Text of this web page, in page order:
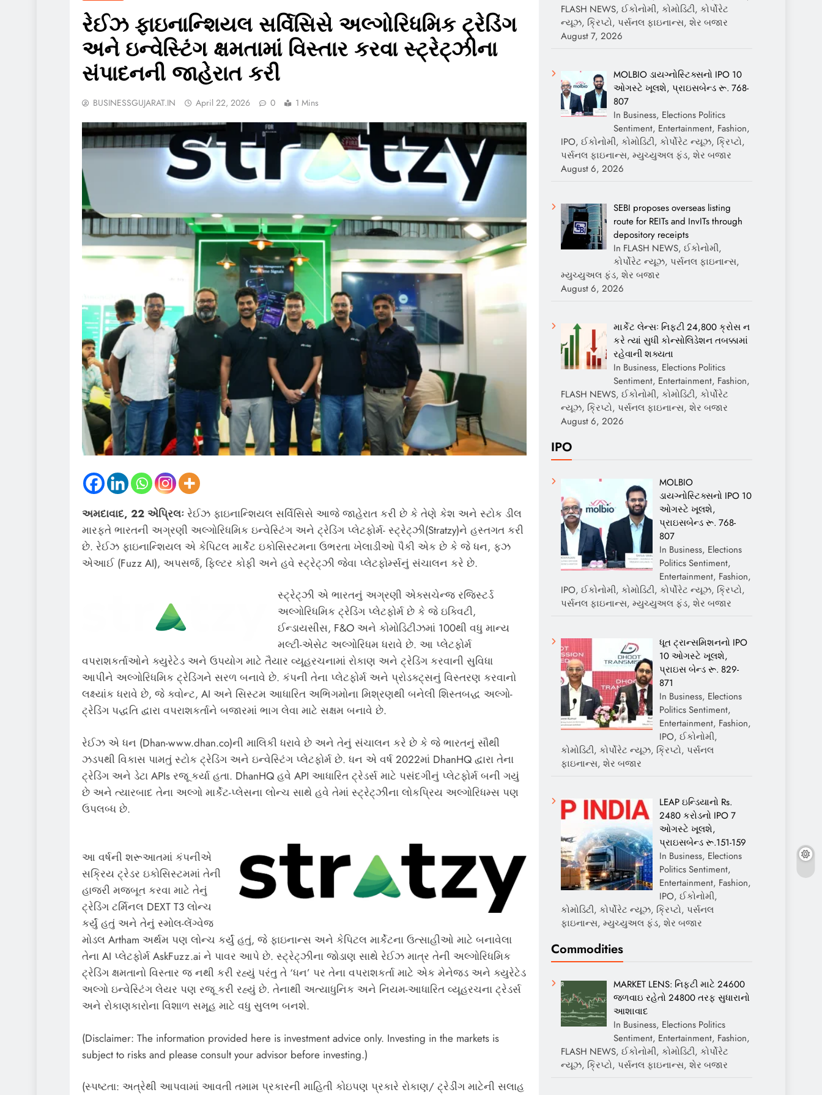
રેઈઝ ફાઇનાન્શિયલ સર્વિસિસે અલ્ગોરિધમિક ટ્રેડિંગ
અને ઇન્વેસ્ટિંગ ક્ષમતામાં વિસ્તાર કરવા સ્ટ્રેટ્ઝીના
સંપાદનની જાહેરાત કરી
BUSINESSGUJARAT.IN April 22, 2026 0 1 Mins
અમદાવાદ, 22 એપ્રિલઃ રેઈઝ ફાઇનાન્શિયલ સર્વિસિસે આજે જાહેરાત કરી છે કે તેણે કેશ અને સ્ટોક ડીલ
મારફતે ભારતની અગ્રણી અલ્ગોરિધમિક ઇન્વેસ્ટિંગ અને ટ્રેડિંગ પ્લેટફોર્મ- સ્ટ્રેટ્ઝી(Stratzy)ને હસ્તગત કરી
છે. રેઈઝ ફાઇનાન્શિયલ એ કેપિટલ માર્કેટ ઇકોસિસ્ટમના ઉભરતા ખેલાડીઓ પૈકી એક છે કે જે ધન, ફઝ
એઆઈ (Fuzz AI), અપસર્જ, ફિલ્ટર કોફી અને હવે સ્ટ્રેટ્ઝી જેવા પ્લેટફોર્મ્સનું સંચાલન કરે છે.
સ્ટ્રેટ્ઝી એ ભારતનું અગ્રણી એક્સચેન્જ રજિસ્ટર્ડ
અલ્ગોરિધમિક ટ્રેડિંગ પ્લેટફોર્મ છે કે જે ઇક્વિટી,
ઈન્ડાયસીસ, F&O અને કોમોડિટીઝમાં 100થી વધુ માન્ય
મલ્ટી-એસેટ અલ્ગોરિધમ ધરાવે છે. આ પ્લેટફોર્મ
વપરાશકર્તાઓને ક્યુરેટેડ અને ઉપયોગ માટે તૈયાર વ્યૂહરચનામાં રોકાણ અને ટ્રેડિંગ કરવાની સુવિધા
આપીને અલ્ગોરિધમિક ટ્રેડિંગને સરળ બનાવે છે. કંપની તેના પ્લેટફોર્મ અને પ્રોડક્ટ્સનું વિસ્તરણ કરવાનો
લક્ષ્યાંક ધરાવે છે, જે ક્વોન્ટ, AI અને સિસ્ટમ આધારિત અભિગમોના મિશ્રણથી બનેલી શિસ્તબદ્ધ અલ્ગો-
ટ્રેડિંગ પદ્ધતિ દ્વારા વપરાશકર્તાને બજારમાં ભાગ લેવા માટે સક્ષમ બનાવે છે.
રેઈઝ એ ધન (Dhan-www.dhan.co)ની માલિકી ધરાવે છે અને તેનું સંચાલન કરે છે કે જે ભારતનું સૌથી
ઝડપથી વિકાસ પામતું સ્ટોક ટ્રેડિંગ અને ઇન્વેસ્ટિંગ પ્લેટફોર્મ છે. ધન એ વર્ષ 2022માં DhanHQ દ્વારા તેના
ટ્રેડિંગ અને ડેટા APIs રજૂ કર્યા હતા. DhanHQ હવે API આધારિત ટ્રેડર્સ માટે પસંદગીનું પ્લેટફોર્મ બની ગયું
છે અને ત્યારબાદ તેના અલ્ગો માર્કેટ-પ્લેસના લોન્ચ સાથે હવે તેમાં સ્ટ્રેટ્ઝીના લોકપ્રિય અલ્ગોરિધમ્સ પણ
ઉપલબ્ધ છે.
આ વર્ષની શરૂઆતમાં કંપનીએ
સક્રિય ટ્રેડર ઇકોસિસ્ટમમાં તેની
હાજરી મજબૂત કરવા માટે તેનું
ટ્રેડિંગ ટર્મિનલ DEXT T3 લોન્ચ
કર્યું હતું અને તેનું સ્મોલ-લેંગ્વેજ
મોડલ Artham અર્થમ પણ લોન્ચ કર્યું હતું, જે ફાઇનાન્સ અને કેપિટલ માર્કેટના ઉત્સાહીઓ માટે બનાવેલા
તેના AI પ્લેટફોર્મ AskFuzz.ai ને પાવર આપે છે. સ્ટ્રેટ્ઝીના જોડાણ સાથે રેઈઝ માત્ર તેની અલ્ગોરિધમિક
ટ્રેડિંગ ક્ષમતાનો વિસ્તાર જ નથી કરી રહ્યું પરંતુ તે ‘ધન’ પર તેના વપરાશકર્તા માટે એક મેનેજ્ડ અને ક્યુરેટેડ
અલ્ગો ઇન્વેસ્ટિંગ લેયર પણ રજૂ કરી રહ્યું છે. તેનાથી અત્યાધુનિક અને નિયમ-આધારિત વ્યૂહરચના ટ્રેડર્સ
અને રોકાણકારોના વિશાળ સમૂહ માટે વધુ સુલભ બનશે.
(Disclaimer: The information provided here is investment advice only. Investing in the markets is
subject to risks and please consult your advisor before investing.)
(સ્પષ્ટતા: અત્રેથી આપવામાં આવતી તમામ પ્રકારની માહિતી કોઇપણ પ્રકારે રોકાણ/ ટ્રેડીંગ માટેની સલાહ
FLASH NEWS, ઈકોનોમી, કોમોડિટી, કોર્પોરેટ
ન્યૂઝ, ક્રિપ્ટો, પર્સનલ ફાઇનાન્સ, શેર બજાર
August 7, 2026
MOLBIO ડાયગ્નોસ્ટિક્સનો IPO 10
ઓગસ્ટે ખૂલશે, પ્રાઇસબેન્ડ રૂ. 768-
807
In Business, Elections Politics
Sentiment, Entertainment, Fashion,
IPO, ઈકોનોમી, કોમોડિટી, કોર્પોરેટ ન્યૂઝ, ક્રિપ્ટો,
પર્સનલ ફાઇનાન્સ, મ્યુચ્યુઅલ ફંડ, શેર બજાર
August 6, 2026
SEBI proposes overseas listing
route for REITs and InvITs through
depository receipts
In FLASH NEWS, ઈકોનોમી,
કોર્પોરેટ ન્યૂઝ, પર્સનલ ફાઇનાન્સ,
મ્યુચ્યુઅલ ફંડ, શેર બજાર
August 6, 2026
માર્કેટ લેન્સઃ નિફ્ટી 24,800 ક્રોસ ન
કરે ત્યાં સુધી કોન્સોલિડેશન તબક્કામાં
રહેવાની શક્યતા
In Business, Elections Politics
Sentiment, Entertainment, Fashion,
FLASH NEWS, ઈકોનોમી, કોમોડિટી, કોર્પોરેટ
ન્યૂઝ, ક્રિપ્ટો, પર્સનલ ફાઇનાન્સ, શેર બજાર
August 6, 2026
IPO
MOLBIO
ડાયગ્નોસ્ટિક્સનો IPO 10
ઓગસ્ટે ખૂલશે,
પ્રાઇસબેન્ડ રૂ. 768-
807
In Business, Elections
Politics Sentiment,
Entertainment, Fashion,
IPO, ઈકોનોમી, કોમોડિટી, કોર્પોરેટ ન્યૂઝ, ક્રિપ્ટો,
પર્સનલ ફાઇનાન્સ, મ્યુચ્યુઅલ ફંડ, શેર બજાર
ધૂત ટ્રાન્સમિશનનો IPO
10 ઓગસ્ટે ખૂલશે,
પ્રાઇસ બેન્ડ રૂ. 829-
871
In Business, Elections
Politics Sentiment,
Entertainment, Fashion,
IPO, ઈકોનોમી,
કોમોડિટી, કોર્પોરેટ ન્યૂઝ, ક્રિપ્ટો, પર્સનલ
ફાઇનાન્સ, શેર બજાર
LEAP ઇન્ડિયાનો Rs.
2480 કરોડનો IPO 7
ઓગસ્ટે ખૂલશે,
પ્રાઇસબેન્ડ રૂ.151-159
In Business, Elections
Politics Sentiment,
Entertainment, Fashion,
IPO, ઈકોનોમી,
કોમોડિટી, કોર્પોરેટ ન્યૂઝ, ક્રિપ્ટો, પર્સનલ
ફાઇનાન્સ, મ્યુચ્યુઅલ ફંડ, શેર બજાર
Commodities
MARKET LENS: નિફ્ટી માટે 24600
જળવાઇ રહેતો 24800 તરફ સુધારાનો
આશાવાદ
In Business, Elections Politics
Sentiment, Entertainment, Fashion,
FLASH NEWS, ઈકોનોમી, કોમોડિટી, કોર્પોરેટ
ન્યૂઝ, ક્રિપ્ટો, પર્સનલ ફાઇનાન્સ, શેર બજાર